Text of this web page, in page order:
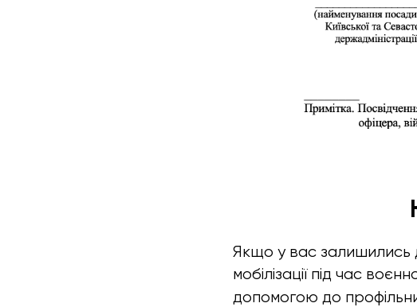
Якщо у вас залишились
мобілізації під час
допомогою до